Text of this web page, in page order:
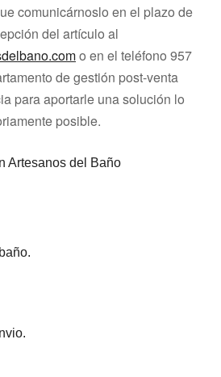
comunicárnoslo en el plazo de
del artículo al
o en el teléfono 957
de gestión post-venta
para aportarle una solución lo
posible.
Artesanos del Baño